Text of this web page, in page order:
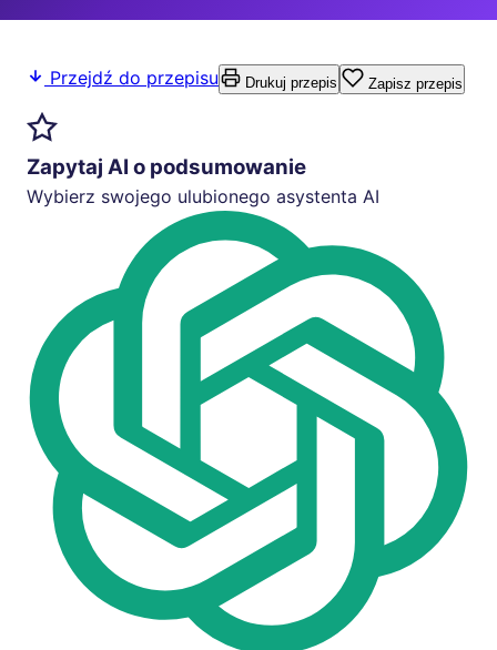
Przejdź do przepisu Drukuj przepis Zapisz przepis
Zapytaj AI o podsumowanie
Wybierz swojego ulubionego asystenta AI